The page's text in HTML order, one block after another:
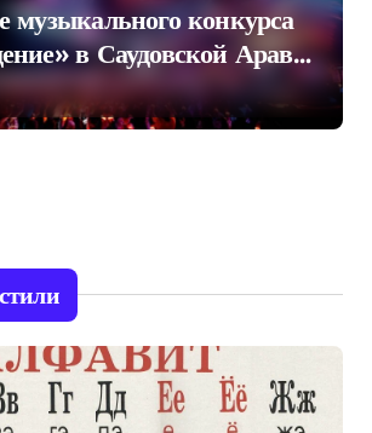
музыкального конкурса
в Саудовской Аравии
под вопросом